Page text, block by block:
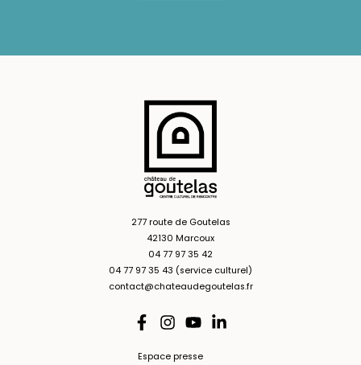
277 route de Goutelas
42130 Marcoux
04 77 97 35 42
04 77 97 35 43 (service culturel)
contact@chateaudegoutelas.fr
Espace presse